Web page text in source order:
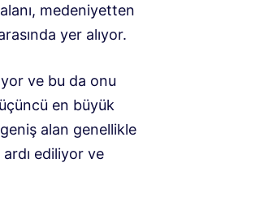
medeniyetten
yer alıyor.
ve bu da onu
en büyük
alan genellikle
ediliyor ve